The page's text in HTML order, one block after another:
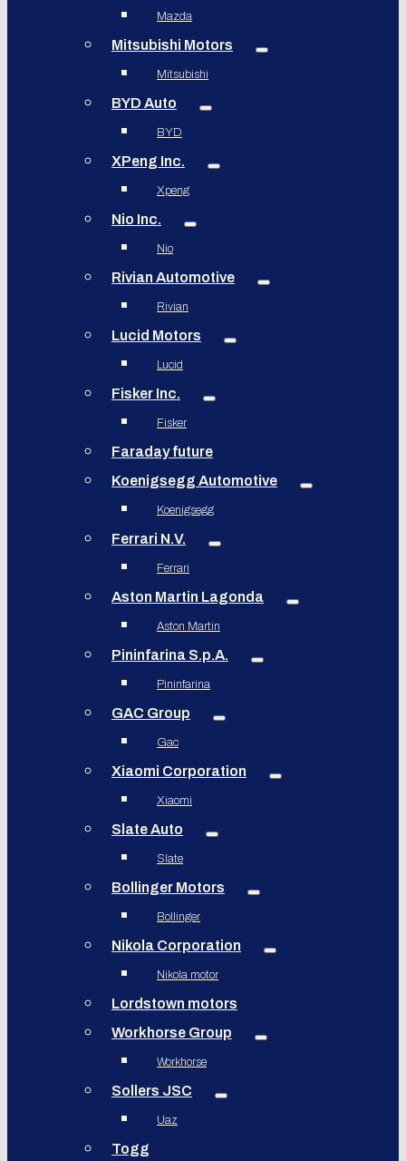
Mazda
Mitsubishi Motors
Mitsubishi
BYD Auto
BYD
XPeng Inc.
Xpeng
Nio Inc.
Nio
Rivian Automotive
Rivian
Lucid Motors
Lucid
Fisker Inc.
Fisker
Faraday future
Koenigsegg Automotive
Koenigsegg
Ferrari N.V.
Ferrari
Aston Martin Lagonda
Aston Martin
Pininfarina S.p.A.
Pininfarina
GAC Group
Gac
Xiaomi Corporation
Xiaomi
Slate Auto
Slate
Bollinger Motors
Bollinger
Nikola Corporation
Nikola motor
Lordstown motors
Workhorse Group
Workhorse
Sollers JSC
Uaz
Togg